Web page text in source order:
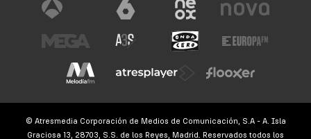
© Atresmedia Corporación de Medios de Comunicación, S.A - A. Isla
Graciosa 13, 28703, S.S. de los Reyes, Madrid. Reservados todos los